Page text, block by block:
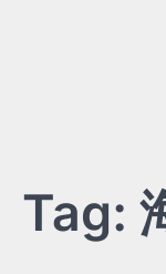
Tag: